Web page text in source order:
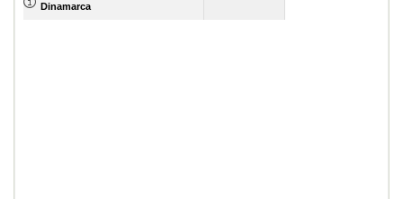
Dinamarca